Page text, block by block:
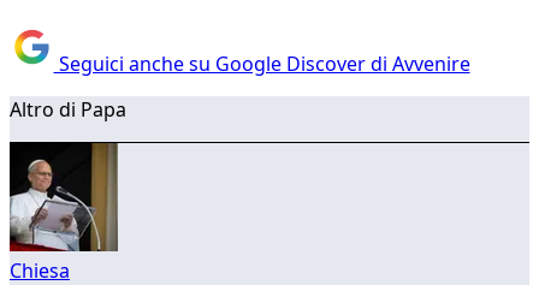
Seguici anche su Google Discover di Avvenire
Altro di Papa
Chiesa